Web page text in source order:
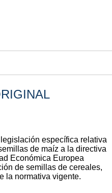
específica relativa
de maíz a la directiva
Económica Europea
de semillas de cereales,
la normativa vigente.